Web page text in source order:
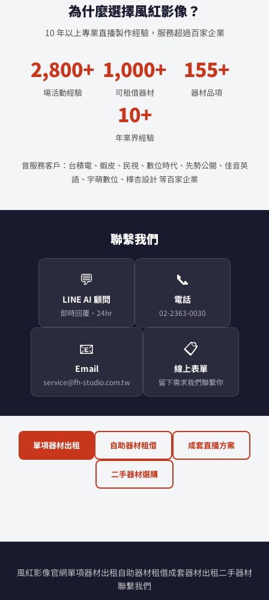
為什麼選擇風紅影像？
10 年以上專業直播製作經驗，服務超過百家企業
2,800+
場活動經驗
1,000+
可租借器材
155+
器材品項
10+
年業界經驗
曾服務客戶：台積電、蝦皮、民視、數位時代、先勢公關、佳音英
語、宇萌數位、樺杏設計 等百家企業
聯繫我們
💬
LINE AI 顧問
即時回覆、24hr
📞
電話
02-2363-0030
📧
Email
service@fh-studio.com.tw
📋
線上表單
留下需求我們聯繫你
單項器材出租 自助器材租借 成套直播方案
二手器材選購
風紅影像官網單項器材出租自助器材租借成套器材出租二手器材
聯繫我們